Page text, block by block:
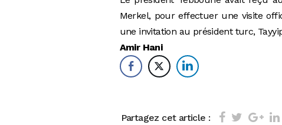
Merkel, pour effectuer une visite
une invitation au président turc,
Amir Hani
Partagez cet article :